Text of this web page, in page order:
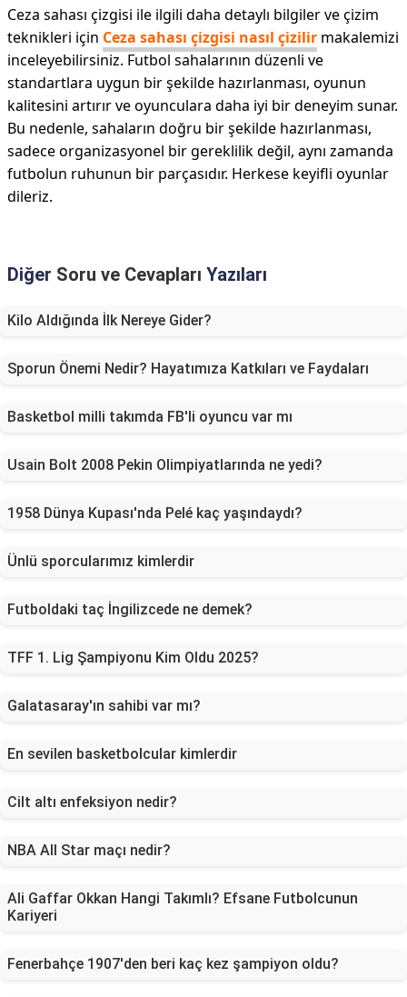
Ceza sahası çizgisi ile ilgili daha detaylı bilgiler ve çizim
teknikleri için Ceza sahası çizgisi nasıl çizilir makalemizi
inceleyebilirsiniz. Futbol sahalarının düzenli ve
standartlara uygun bir şekilde hazırlanması, oyunun
kalitesini artırır ve oyunculara daha iyi bir deneyim sunar.
Bu nedenle, sahaların doğru bir şekilde hazırlanması,
sadece organizasyonel bir gereklilik değil, aynı zamanda
futbolun ruhunun bir parçasıdır. Herkese keyifli oyunlar
dileriz.
Diğer Soru ve Cevapları Yazıları
Kilo Aldığında İlk Nereye Gider?
Sporun Önemi Nedir? Hayatımıza Katkıları ve Faydaları
Basketbol milli takımda FB'li oyuncu var mı
Usain Bolt 2008 Pekin Olimpiyatlarında ne yedi?
1958 Dünya Kupası'nda Pelé kaç yaşındaydı?
Ünlü sporcularımız kimlerdir
Futboldaki taç İngilizcede ne demek?
TFF 1. Lig Şampiyonu Kim Oldu 2025?
Galatasaray'ın sahibi var mı?
En sevilen basketbolcular kimlerdir
Cilt altı enfeksiyon nedir?
NBA All Star maçı nedir?
Ali Gaffar Okkan Hangi Takımlı? Efsane Futbolcunun
Kariyeri
Fenerbahçe 1907'den beri kaç kez şampiyon oldu?